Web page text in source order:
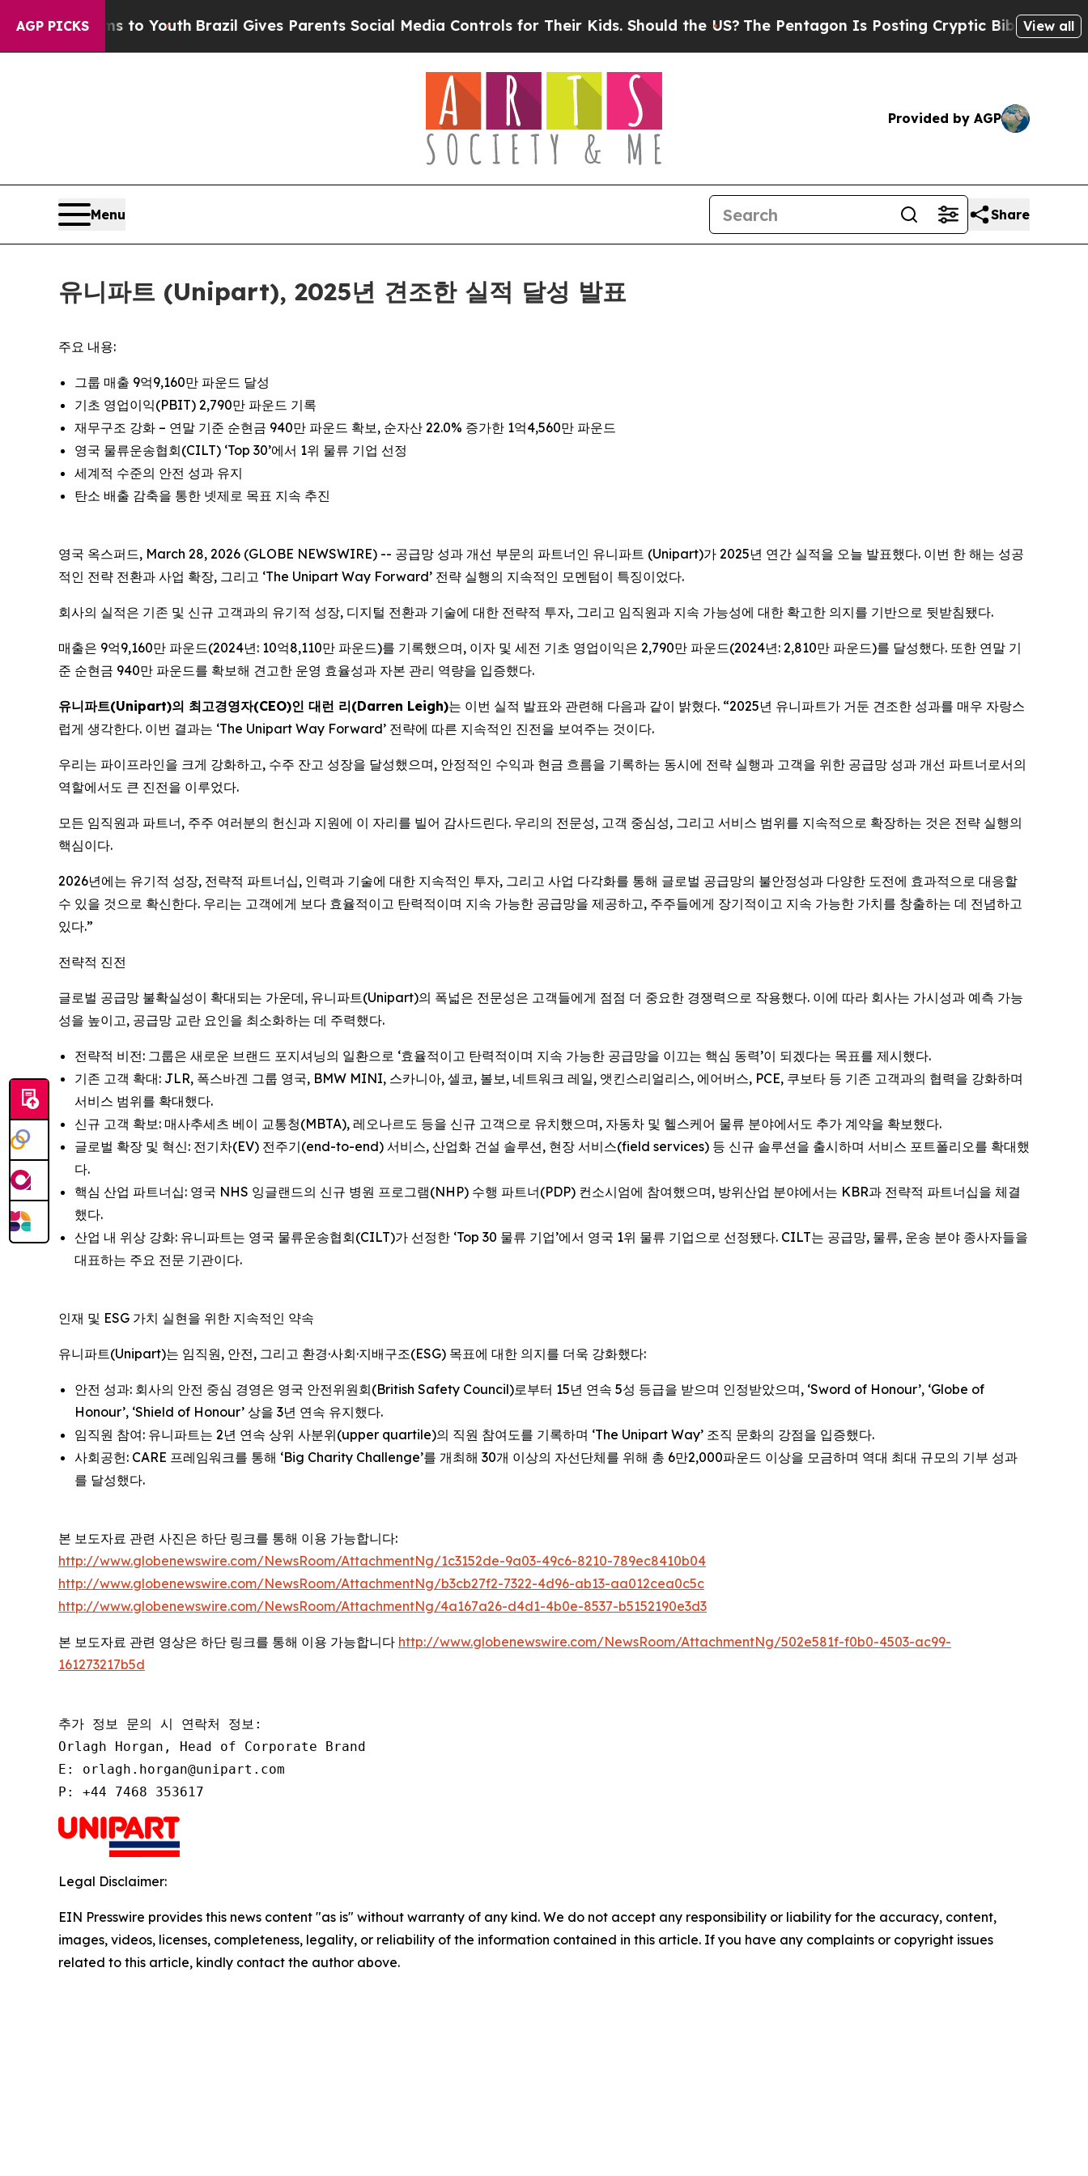
AGP PICKSto Youth Brazil Gives Parents Social Media Controls for Their Kids. Should the US?The Pentagon Is Posting Cryptic Biblical Messages on
View all
Provided by AGP
Menu Share
유니파트 (Unipart), 2025년 견조한 실적 달성 발표
주요 내용:
그룹 매출 9억9,160만 파운드 달성
기초 영업이익(PBIT) 2,790만 파운드 기록
재무구조 강화 – 연말 기준 순현금 940만 파운드 확보, 순자산 22.0% 증가한 1억4,560만 파운드
영국 물류운송협회(CILT) ‘Top 30’에서 1위 물류 기업 선정
세계적 수준의 안전 성과 유지
탄소 배출 감축을 통한 넷제로 목표 지속 추진
영국 옥스퍼드, March 28, 2026 (GLOBE NEWSWIRE) -- 공급망 성과 개선 부문의 파트너인 유니파트 (Unipart)가 2025년 연간 실적을 오늘 발표했다. 이번 한 해는 성공
적인 전략 전환과 사업 확장, 그리고 ‘The Unipart Way Forward’ 전략 실행의 지속적인 모멘텀이 특징이었다.
회사의 실적은 기존 및 신규 고객과의 유기적 성장, 디지털 전환과 기술에 대한 전략적 투자, 그리고 임직원과 지속 가능성에 대한 확고한 의지를 기반으로 뒷받침됐다.
매출은 9억9,160만 파운드(2024년: 10억8,110만 파운드)를 기록했으며, 이자 및 세전 기초 영업이익은 2,790만 파운드(2024년: 2,810만 파운드)를 달성했다. 또한 연말 기
준 순현금 940만 파운드를 확보해 견고한 운영 효율성과 자본 관리 역량을 입증했다.
유니파트(Unipart)의 최고경영자(CEO)인 대런 리(Darren Leigh)는 이번 실적 발표와 관련해 다음과 같이 밝혔다. “2025년 유니파트가 거둔 견조한 성과를 매우 자랑스
럽게 생각한다. 이번 결과는 ‘The Unipart Way Forward’ 전략에 따른 지속적인 진전을 보여주는 것이다.
우리는 파이프라인을 크게 강화하고, 수주 잔고 성장을 달성했으며, 안정적인 수익과 현금 흐름을 기록하는 동시에 전략 실행과 고객을 위한 공급망 성과 개선 파트너로서의
역할에서도 큰 진전을 이루었다.
모든 임직원과 파트너, 주주 여러분의 헌신과 지원에 이 자리를 빌어 감사드린다. 우리의 전문성, 고객 중심성, 그리고 서비스 범위를 지속적으로 확장하는 것은 전략 실행의
핵심이다.
2026년에는 유기적 성장, 전략적 파트너십, 인력과 기술에 대한 지속적인 투자, 그리고 사업 다각화를 통해 글로벌 공급망의 불안정성과 다양한 도전에 효과적으로 대응할
수 있을 것으로 확신한다. 우리는 고객에게 보다 효율적이고 탄력적이며 지속 가능한 공급망을 제공하고, 주주들에게 장기적이고 지속 가능한 가치를 창출하는 데 전념하고
있다.”
전략적 진전
글로벌 공급망 불확실성이 확대되는 가운데, 유니파트(Unipart)의 폭넓은 전문성은 고객들에게 점점 더 중요한 경쟁력으로 작용했다. 이에 따라 회사는 가시성과 예측 가능
성을 높이고, 공급망 교란 요인을 최소화하는 데 주력했다.
전략적 비전: 그룹은 새로운 브랜드 포지셔닝의 일환으로 ‘효율적이고 탄력적이며 지속 가능한 공급망을 이끄는 핵심 동력’이 되겠다는 목표를 제시했다.
기존 고객 확대: JLR, 폭스바겐 그룹 영국, BMW MINI, 스카니아, 셀코, 볼보, 네트워크 레일, 앳킨스리얼리스, 에어버스, PCE, 쿠보타 등 기존 고객과의 협력을 강화하며
서비스 범위를 확대했다.
신규 고객 확보: 매사추세츠 베이 교통청(MBTA), 레오나르도 등을 신규 고객으로 유치했으며, 자동차 및 헬스케어 물류 분야에서도 추가 계약을 확보했다.
글로벌 확장 및 혁신: 전기차(EV) 전주기(end-to-end) 서비스, 산업화 건설 솔루션, 현장 서비스(field services) 등 신규 솔루션을 출시하며 서비스 포트폴리오를 확대했
다.
핵심 산업 파트너십: 영국 NHS 잉글랜드의 신규 병원 프로그램(NHP) 수행 파트너(PDP) 컨소시엄에 참여했으며, 방위산업 분야에서는 KBR과 전략적 파트너십을 체결
했다.
산업 내 위상 강화: 유니파트는 영국 물류운송협회(CILT)가 선정한 ‘Top 30 물류 기업’에서 영국 1위 물류 기업으로 선정됐다. CILT는 공급망, 물류, 운송 분야 종사자들을
대표하는 주요 전문 기관이다.
인재 및 ESG 가치 실현을 위한 지속적인 약속
유니파트(Unipart)는 임직원, 안전, 그리고 환경·사회·지배구조(ESG) 목표에 대한 의지를 더욱 강화했다:
안전 성과: 회사의 안전 중심 경영은 영국 안전위원회(British Safety Council)로부터 15년 연속 5성 등급을 받으며 인정받았으며, ‘Sword of Honour’, ‘Globe of
Honour’, ‘Shield of Honour’ 상을 3년 연속 유지했다.
임직원 참여: 유니파트는 2년 연속 상위 사분위(upper quartile)의 직원 참여도를 기록하며 ‘The Unipart Way’ 조직 문화의 강점을 입증했다.
사회공헌: CARE 프레임워크를 통해 ‘Big Charity Challenge’를 개최해 30개 이상의 자선단체를 위해 총 6만2,000파운드 이상을 모금하며 역대 최대 규모의 기부 성과
를 달성했다.
본 보도자료 관련 사진은 하단 링크를 통해 이용 가능합니다:
http://www.globenewswire.com/NewsRoom/AttachmentNg/1c3152de-9a03-49c6-8210-789ec8410b04
http://www.globenewswire.com/NewsRoom/AttachmentNg/b3cb27f2-7322-4d96-ab13-aa012cea0c5c
http://www.globenewswire.com/NewsRoom/AttachmentNg/4a167a26-d4d1-4b0e-8537-b5152190e3d3
본 보도자료 관련 영상은 하단 링크를 통해 이용 가능합니다 http://www.globenewswire.com/NewsRoom/AttachmentNg/502e581f-f0b0-4503-ac99-
161273217b5d
추가 정보 문의 시 연락처 정보:
Orlagh Horgan, Head of Corporate Brand
E: orlagh.horgan@unipart.com
P: +44 7468 353617
Legal Disclaimer:
EIN Presswire provides this news content "as is" without warranty of any kind. We do not accept any responsibility or liability for the accuracy, content,
images, videos, licenses, completeness, legality, or reliability of the information contained in this article. If you have any complaints or copyright issues
related to this article, kindly contact the author above.